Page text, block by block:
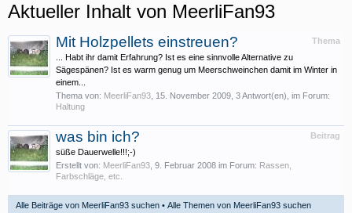
Aktueller Inhalt von MeerliFan93
Thema
Mit Holzpellets einstreuen?
... Habt ihr damit Erfahrung? Ist es eine sinnvolle Alternative zu
Sägespänen? Ist es warm genug um Meerschweinchen damit im Winter in
einem...
Thema von: MeerliFan93 15. November 2009 , 3 Antwort(en), im Forum:
Haltung
Beitrag
was bin ich?
süße Dauerwelle!!!;-)
Erstellt von: MeerliFan93 9. Februar 2008 im Forum: Rassen,
Farbschläge, etc.
Alle Beiträge von MeerliFan93 suchen Alle Themen von MeerliFan93 suchen